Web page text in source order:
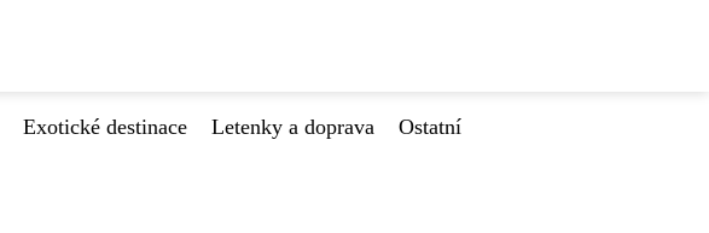
Exotické destinace Letenky a doprava
Ostatní